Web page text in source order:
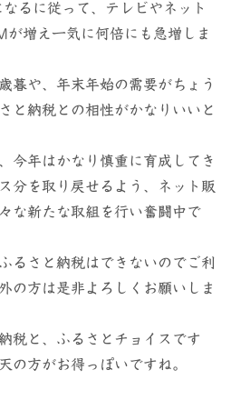
るに従って、テレビやネット
が増え一気に何倍にも急増しま
暮や、年末年始の需要がちょう
と納税との相性がかなりいいと
今年はかなり慎重に育成してき
分を取り戻せるよう、ネット販
な新たな取組を行い奮闘中で
るさと納税はできないのでご利
の方は是非よろしくお願いしま
税と、ふるさとチョイスです
の方がお得っぽいですね。